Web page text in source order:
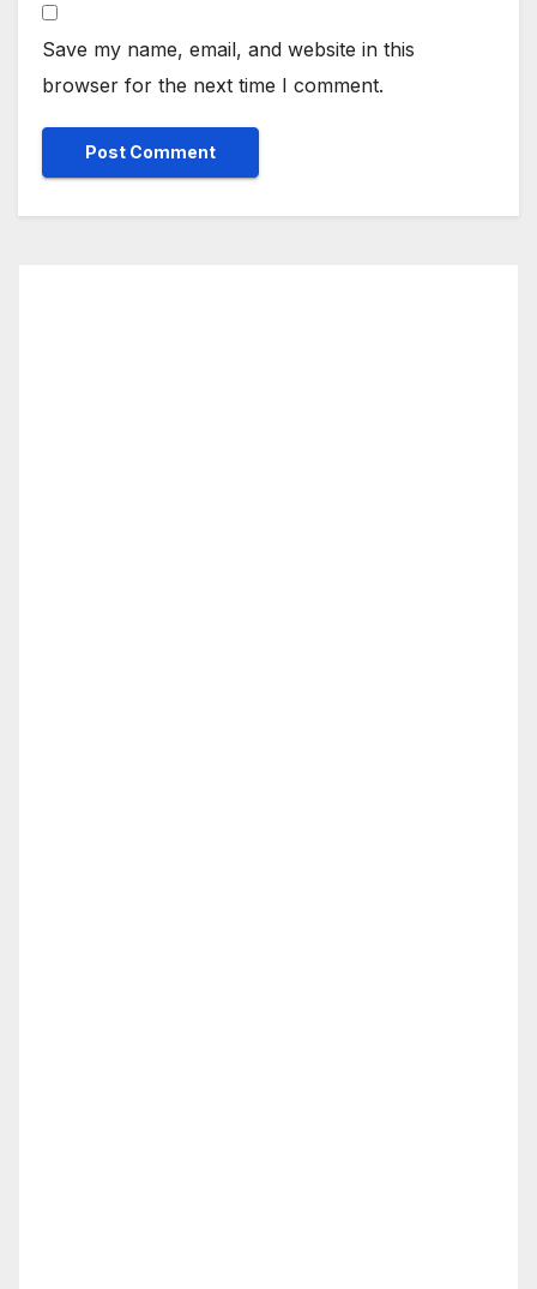
Save my name, email, and website in this
browser for the next time I comment.